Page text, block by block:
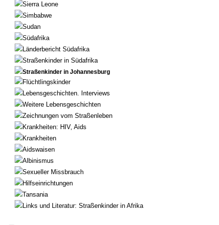
Sierra Leone
Simbabwe
Sudan
Südafrika
Länderbericht Südafrika
Straßenkinder in Südafrika
Straßenkinder in Johannesburg
Flüchtlingskinder
Lebensgeschichten. Interviews
Weitere Lebensgeschichten
Zeichnungen vom Straßenleben
Krankheiten: HIV, Aids
Krankheiten
Aidswaisen
Albinismus
Sexueller Missbrauch
Hilfseinrichtungen
Tansania
Links und Literatur: Straßenkinder in Afrika